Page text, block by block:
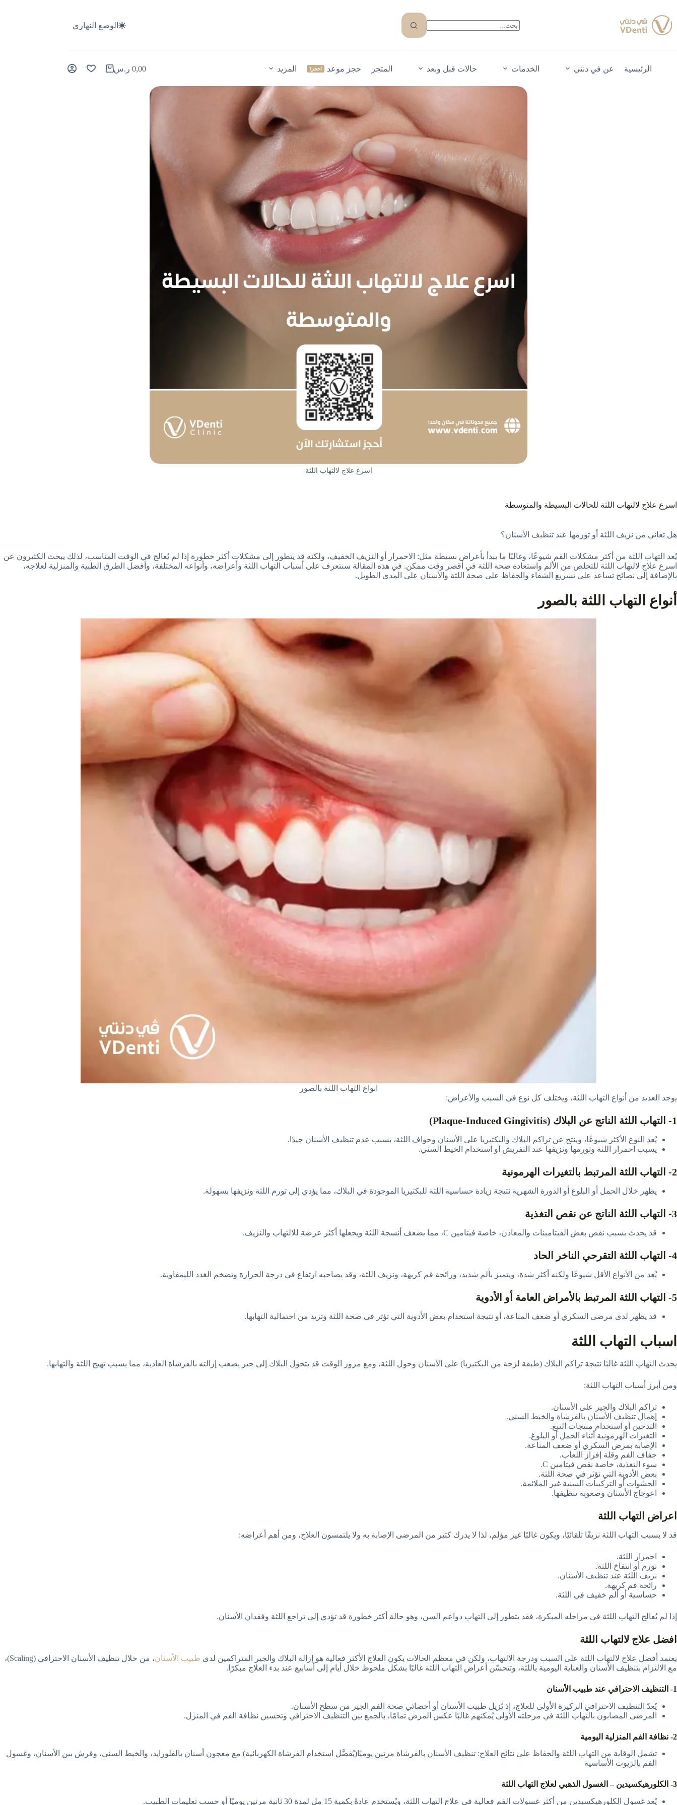
المحتوى
الوضع النهاري
الرئيسية عن في دنتي الخدمات حالات قبل وبعد المتجر حجز موعد احجز! المزيد
عربة
0,00 ر.س
اسرع علاج لالتهاب اللثة
اسرع علاج لالتهاب اللثة للحالات البسيطة والمتوسطة
هل تعاني من نزيف اللثة أو تورمها عند تنظيف الأسنان؟
يُعد التهاب اللثة من أكثر مشكلات الفم شيوعًا، وغالبًا ما يبدأ بأعراض بسيطة مثل: الاحمرار أو النزيف الخفيف، ولكنه قد يتطور إلى مشكلات أكثر خطورة إذا لم يُعالج في الوقت المناسب، لذلك يبحث الكثيرون عن
اسرع علاج لالتهاب اللثة للتخلص من الألم واستعادة صحة اللثة في أقصر وقت ممكن. في هذه المقالة سنتعرف على أسباب التهاب اللثة وأعراضه، وأنواعه المختلفة، وأفضل الطرق الطبية والمنزلية لعلاجه،
بالإضافة إلى نصائح تساعد على تسريع الشفاء والحفاظ على صحة اللثة والأسنان على المدى الطويل.
أنواع التهاب اللثة بالصور
انواع التهاب اللثة بالصور
يوجد العديد من أنواع التهاب اللثة، ويختلف كل نوع في السبب والأعراض:
1- التهاب اللثة الناتج عن البلاك (Plaque-Induced Gingivitis)
يُعد النوع الأكثر شيوعًا، وينتج عن تراكم البلاك والبكتيريا على الأسنان وحواف اللثة، بسبب عدم تنظيف الأسنان جيدًا.
يسبب احمرار اللثة وتورمها ونزيفها عند التفريش أو استخدام الخيط السني.
2- التهاب اللثة المرتبط بالتغيرات الهرمونية
يظهر خلال الحمل أو البلوغ أو الدورة الشهرية نتيجة زيادة حساسية اللثة للبكتيريا الموجودة في البلاك، مما يؤدي إلى تورم اللثة ونزيفها بسهولة.
3- التهاب اللثة الناتج عن نقص التغذية
قد يحدث بسبب نقص بعض الفيتامينات والمعادن، خاصة فيتامين C، مما يضعف أنسجة اللثة ويجعلها أكثر عرضة للالتهاب والنزيف.
4- التهاب اللثة التقرحي الناخر الحاد
يُعد من الأنواع الأقل شيوعًا ولكنه أكثر شدة، ويتميز بألم شديد، ورائحة فم كريهة، ونزيف اللثة، وقد يصاحبه ارتفاع في درجة الحرارة وتضخم الغدد الليمفاوية.
5- التهاب اللثة المرتبط بالأمراض العامة أو الأدوية
قد يظهر لدى مرضى السكري أو ضعف المناعة، أو نتيجة استخدام بعض الأدوية التي تؤثر في صحة اللثة وتزيد من احتمالية التهابها.
اسباب التهاب اللثة
يحدث التهاب اللثة غالبًا نتيجة تراكم البلاك (طبقة لزجة من البكتيريا) على الأسنان وحول اللثة، ومع مرور الوقت قد يتحول البلاك إلى جير يصعب إزالته بالفرشاة العادية، مما يسبب تهيج اللثة والتهابها.
ومن أبرز أسباب التهاب اللثة:
تراكم البلاك والجير على الأسنان.
إهمال تنظيف الأسنان بالفرشاة والخيط السني.
التدخين أو استخدام منتجات التبغ.
التغيرات الهرمونية أثناء الحمل أو البلوغ.
الإصابة بمرض السكري أو ضعف المناعة.
جفاف الفم وقلة إفراز اللعاب.
سوء التغذية، خاصة نقص فيتامين C.
بعض الأدوية التي تؤثر في صحة اللثة.
الحشوات أو التركيبات السنية غير الملائمة.
اعوجاج الأسنان وصعوبة تنظيفها.
اعراض التهاب اللثة
قد لا يسبب التهاب اللثة نزيفًا تلقائيًا، ويكون غالبًا غير مؤلم، لذا لا يدرك كثير من المرضى الإصابة به ولا يلتمسون العلاج، ومن أهم أعراضه:
احمرار اللثة.
تورم أو انتفاخ اللثة.
نزيف اللثة عند تنظيف الأسنان.
رائحة فم كريهة.
حساسية أو ألم خفيف في اللثة.
إذا لم يُعالج التهاب اللثة في مراحله المبكرة، فقد يتطور إلى التهاب دواعم السن، وهو حالة أكثر خطورة قد تؤدي إلى تراجع اللثة وفقدان الأسنان.
افضل علاج لالتهاب اللثة
يعتمد أفضل علاج لالتهاب اللثة على السبب ودرجة الالتهاب، ولكن في معظم الحالات يكون العلاج الأكثر فعالية هو إزالة البلاك والجير المتراكمين لدى طبيب الأسنان
، من خلال تنظيف الأسنان الاحترافي (Scaling)،
مع الالتزام بتنظيف الأسنان والعناية اليومية باللثة، وتتحسّن أعراض التهاب اللثة غالبًا بشكل ملحوظ خلال أيام إلى أسابيع عند بدء العلاج مبكرًا.
1- التنظيف الاحترافي عند طبيب الأسنان
يُعدّ التنظيف الاحترافي الركيزة الأولى للعلاج، إذ يُزيل طبيب الأسنان أو أخصائي صحة الفم الجير من سطح الأسنان.
المرضى المصابون بالتهاب اللثة في مرحلته الأولى يُمكنهم غالبًا عكس المرض تمامًا، بالجمع بين التنظيف الاحترافي وتحسين نظافة الفم في المنزل.
2- نظافة الفم المنزلية اليومية
تشمل الوقاية من التهاب اللثة والحفاظ على نتائج العلاج: تنظيف الأسنان بالفرشاة مرتين يوميًا(يُفضَّل استخدام الفرشاة الكهربائية) مع معجون أسنان بالفلورايد، والخيط السني، وفرش بين الأسنان، وغسول
الفم بالزيوت الأساسية
3- الكلورهيكسيدين – الغسول الذهبي لعلاج التهاب اللثة
يُعد غسول الكلورهيكسيدين من أكثر غسولات الفم فعالية في علاج التهاب اللثة، ويُستخدم عادةً بكمية 15 مل لمدة 30 ثانية مرتين يوميًا أو حسب تعليمات الطبيب.